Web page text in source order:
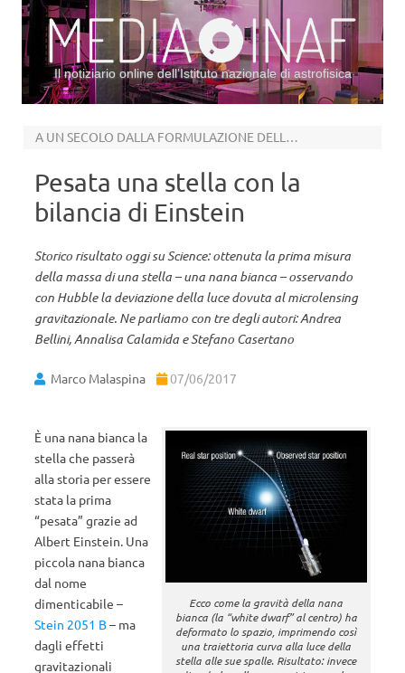
Il notiziario online dell’Istituto nazionale di astrofisica
A UN SECOLO DALLA FORMULAZIONE DELLA TEORIA
Pesata una stella con la
bilancia di Einstein
Storico risultato oggi su Science: ottenuta la prima misura
della massa di una stella – una nana bianca – osservando
con Hubble la deviazione della luce dovuta al microlensing
gravitazionale. Ne parliamo con tre degli autori: Andrea
Bellini, Annalisa Calamida e Stefano Casertano
Marco Malaspina 07/06/2017
Ecco come la gravità della nana
bianca (la “white dwarf” al centro) ha
deformato lo spazio, imprimendo così
una traiettoria curva alla luce della
stella alle sue spalle. Risultato: invece
È una nana bianca la
stella che passerà
alla storia per essere
stata la prima
“pesata” grazie ad
Albert Einstein. Una
piccola nana bianca
dal nome
dimenticabile –
Stein 2051 B– ma
dagli effetti
gravitazionali